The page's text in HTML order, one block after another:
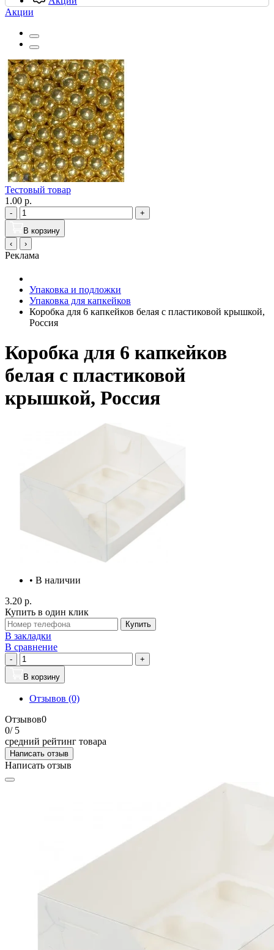
Акции
Тестовый товар
1.00 р.
-
+
В корзину
‹
›
Реклама
Упаковка и подложки
Упаковка для капкейков
Коробка для 6 капкейков белая с пластиковой крышкой,
Россия
Коробка для 6 капкейков
белая с пластиковой
крышкой, Россия
• В наличии
3.20 р.
Купить в один клик
Купить
В закладки
В сравнение
-
+
В корзину
Отзывов (0)
Отзывов0
0/ 5
средний рейтинг товара
Написать отзыв
Написать отзыв